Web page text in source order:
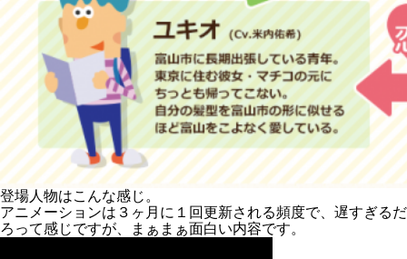
登場人物はこんな感じ。
アニメーションは３ヶ月に１回更新される頻度で、遅すぎるだ
ろって感じですが、まぁまぁ面白い内容です。